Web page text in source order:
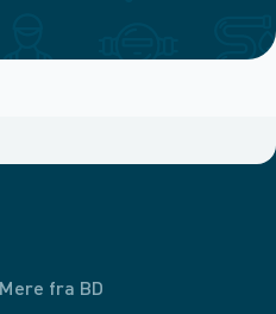
Mere fra BD